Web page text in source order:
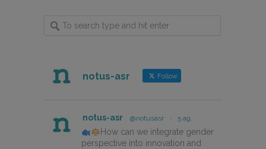
notus-asr Follow
notus-asr @notusasr · 5 ag.
How can we integrate gender
perspective into innovation and